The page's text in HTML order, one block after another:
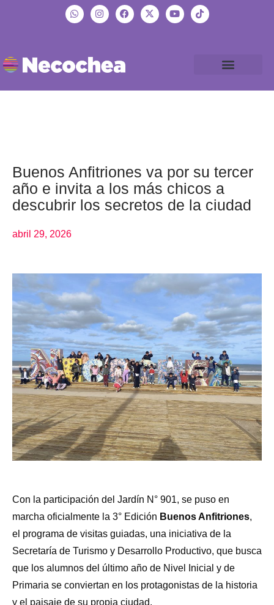
Buenos Anfitriones va por su tercer
año e invita a los más chicos a
descubrir los secretos de la ciudad
abril 29, 2026
Con la participación del Jardín N° 901, se puso en
marcha oficialmente la 3° Edición Buenos Anfitriones,
el programa de visitas guiadas, una iniciativa de la
Secretaría de Turismo y Desarrollo Productivo, que busca
que los alumnos del último año de Nivel Inicial y de
Primaria se conviertan en los protagonistas de la historia
y el paisaje de su propia ciudad.